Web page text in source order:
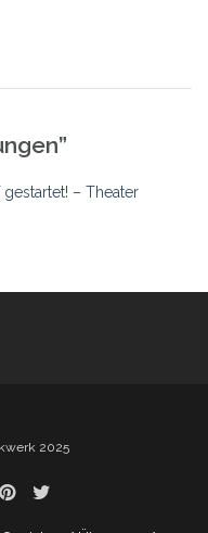
”
gestartet! – Theater
2025